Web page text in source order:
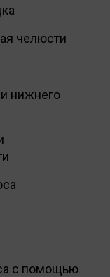
челюсти
нижнего
с помощью